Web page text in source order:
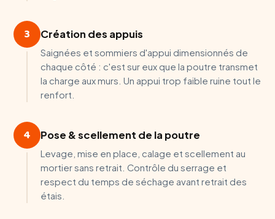
3 Création des appuis
Saignées et sommiers d'appui dimensionnés de
chaque côté : c'est sur eux que la poutre transmet
la charge aux murs. Un appui trop faible ruine tout le
renfort.
4 Pose & scellement de la poutre
Levage, mise en place, calage et scellement au
mortier sans retrait. Contrôle du serrage et
respect du temps de séchage avant retrait des
étais.